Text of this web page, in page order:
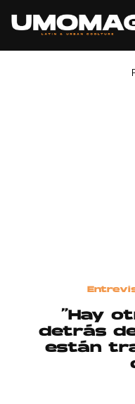
“Hay
detrás
están